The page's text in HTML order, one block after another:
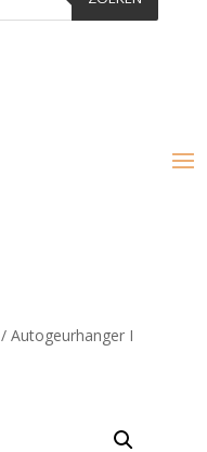
/ Autogeurhanger I